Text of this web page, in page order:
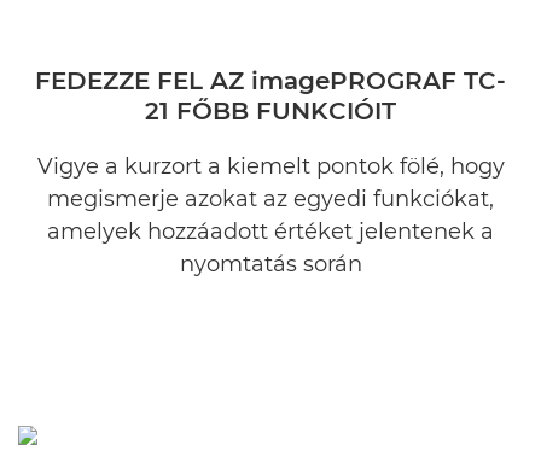
FEDEZZE FEL AZ imagePROGRAF TC-
21 FŐBB FUNKCIÓIT
Vigye a kurzort a kiemelt pontok fölé, hogy
megismerje azokat az egyedi funkciókat,
amelyek hozzáadott értéket jelentenek a
nyomtatás során